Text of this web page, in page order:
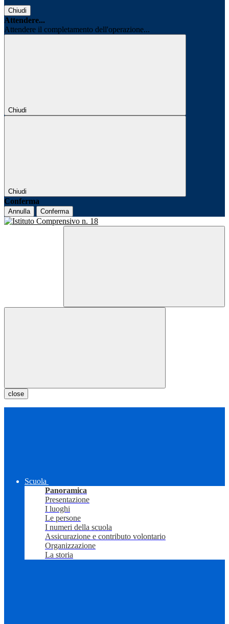
Chiudi
Attendere...
Attendere il completamento dell'operazione...
Chiudi
Chiudi
Conferma
Annulla Conferma
close
Scuola
Panoramica
Presentazione
I luoghi
Le persone
I numeri della scuola
Assicurazione e contributo volontario
Organizzazione
La storia